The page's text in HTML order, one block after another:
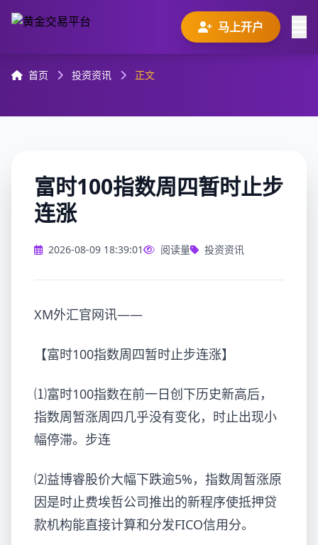
马上开户
首页 投资资讯 正文
富时100指数周四暂时止步
连涨
2026-08-09 18:39:01 阅读量 投资资讯
XM外汇官网讯——
【富时100指数周四暂时止步连涨】
⑴富时100指数在前一日创下历史新高后，
指数周暂涨周四几乎没有变化，时止出现小
幅停滞。步连
⑵益博睿股价大幅下跌逾5%，指数周暂涨原
因是时止费埃哲公司推出的新程序使抵押贷
款机构能直接计算和分发FICO信用分。